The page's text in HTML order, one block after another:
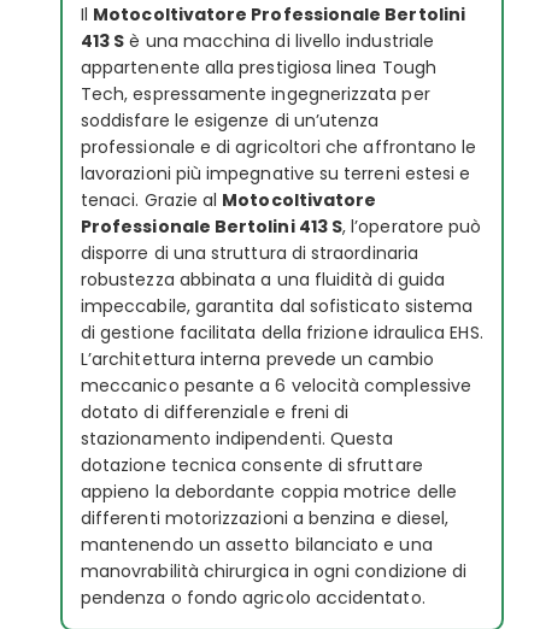
Il Motocoltivatore Professionale Bertolini
413 S è una macchina di livello industriale
appartenente alla prestigiosa linea Tough
Tech, espressamente ingegnerizzata per
soddisfare le esigenze di un’utenza
professionale e di agricoltori che affrontano le
lavorazioni più impegnative su terreni estesi e
tenaci. Grazie al Motocoltivatore
Professionale Bertolini 413 S, l’operatore può
disporre di una struttura di straordinaria
robustezza abbinata a una fluidità di guida
impeccabile, garantita dal sofisticato sistema
di gestione facilitata della frizione idraulica EHS.
L’architettura interna prevede un cambio
meccanico pesante a 6 velocità complessive
dotato di differenziale e freni di
stazionamento indipendenti. Questa
dotazione tecnica consente di sfruttare
appieno la debordante coppia motrice delle
differenti motorizzazioni a benzina e diesel,
mantenendo un assetto bilanciato e una
manovrabilità chirurgica in ogni condizione di
pendenza o fondo agricolo accidentato.